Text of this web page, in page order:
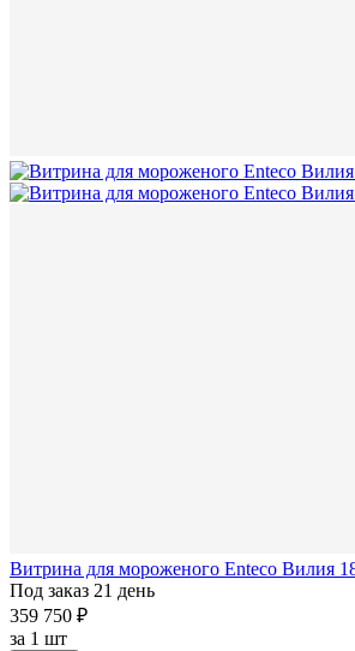
Витрина для мороженого Enteco Вилия
Под заказ 21 день
359 750 ₽
за 1 шт